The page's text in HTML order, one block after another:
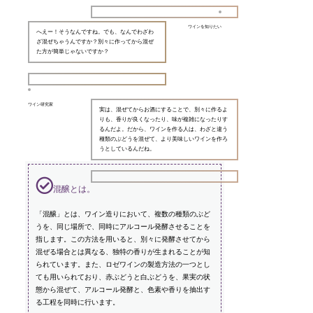
ワインを知りたい
へえー！そうなんですね。でも、なんでわざわ
ざ混ぜちゃうんですか？別々に作ってから混ぜ
た方が簡単じゃないですか？
ワイン研究家
実は、混ぜてからお酒にすることで、別々に作るよ
りも、香りが良くなったり、味が複雑になったりす
るんだよ。だから、ワインを作る人は、わざと違う
種類のぶどうを混ぜて、より美味しいワインを作ろ
うとしているんだね。
混醸とは。
「混醸」とは、ワイン造りにおいて、複数の種類のぶど
うを、同じ場所で、同時にアルコール発酵させることを
指します。この方法を用いると、別々に発酵させてから
混ぜる場合とは異なる、独特の香りが生まれることが知
られています。また、ロゼワインの製造方法の一つとし
ても用いられており、赤ぶどうと白ぶどうを、果実の状
態から混ぜて、アルコール発酵と、色素や香りを抽出す
る工程を同時に行います。